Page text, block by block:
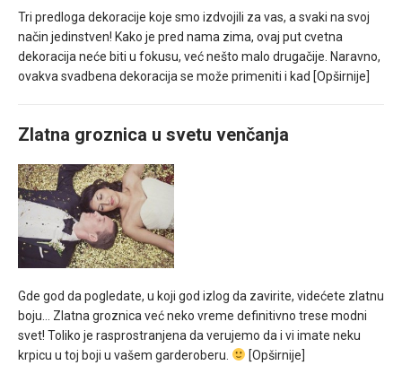
Tri predloga dekoracije koje smo izdvojili za vas, a svaki na svoj
način jedinstven! Kako je pred nama zima, ovaj put cvetna
dekoracija neće biti u fokusu, već nešto malo drugačije. Naravno,
ovakva svadbena dekoracija se može primeniti i kad [Opširnije]
Zlatna groznica u svetu venčanja
Gde god da pogledate, u koji god izlog da zavirite, videćete zlatnu
boju… Zlatna groznica već neko vreme definitivno trese modni
svet! Toliko je rasprostranjena da verujemo da i vi imate neku
krpicu u toj boji u vašem garderoberu.
[Opširnije]